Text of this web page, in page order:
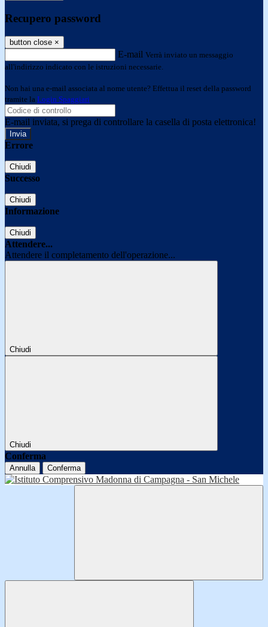
Recupero password
button close ×
E-mail Verrà inviato un messaggio
all'indirizzo indicato con le istruzioni necessarie.
Non hai una e-mail associata al nome utente? Effettua il reset della password
tramite la Login Spaggiari
E-mail inviata, si prega di controllare la casella di posta elettronica!
Errore
Chiudi
Successo
Chiudi
Informazione
Chiudi
Attendere...
Attendere il completamento dell'operazione...
Chiudi
Chiudi
Conferma
Annulla Conferma